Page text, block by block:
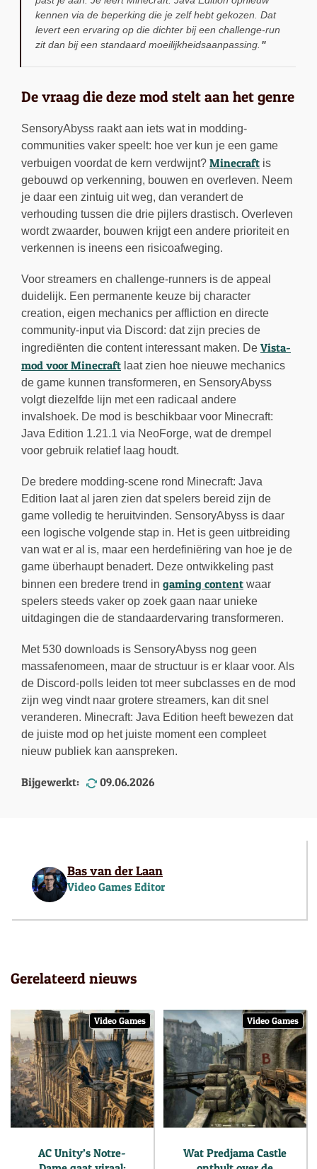
kennen via de beperking die je zelf hebt gekozen. Dat
levert een ervaring op die dichter bij een challenge-run
zit dan bij een standaard moeilijkheidsaanpassing.
De vraag die deze mod stelt aan het genre
SensoryAbyss raakt aan iets wat in modding-
communities vaker speelt: hoe ver kun je een game
verbuigen voordat de kern verdwijnt? Minecraft is
gebouwd op verkenning, bouwen en overleven. Neem
je daar een zintuig uit weg, dan verandert de
verhouding tussen die drie pijlers drastisch. Overleven
wordt zwaarder, bouwen krijgt een andere prioriteit en
verkennen is ineens een risicoafweging.
Voor streamers en challenge-runners is de appeal
duidelijk. Een permanente keuze bij character
creation, eigen mechanics per affliction en directe
community-input via Discord: dat zijn precies de
ingrediënten die content interessant maken. De Vista-
mod voor Minecraft laat zien hoe nieuwe mechanics
de game kunnen transformeren, en SensoryAbyss
volgt diezelfde lijn met een radicaal andere
invalshoek. De mod is beschikbaar voor Minecraft:
Java Edition 1.21.1 via NeoForge, wat de drempel
voor gebruik relatief laag houdt.
De bredere modding-scene rond Minecraft: Java
Edition laat al jaren zien dat spelers bereid zijn de
game volledig te heruitvinden. SensoryAbyss is daar
een logische volgende stap in. Het is geen uitbreiding
van wat er al is, maar een herdefiniëring van hoe je de
game überhaupt benadert. Deze ontwikkeling past
binnen een bredere trend in gaming content waar
spelers steeds vaker op zoek gaan naar unieke
uitdagingen die de standaardervaring transformeren.
Met 530 downloads is SensoryAbyss nog geen
massafenomeen, maar de structuur is er klaar voor. Als
de Discord-polls leiden tot meer subclasses en de mod
zijn weg vindt naar grotere streamers, kan dit snel
veranderen. Minecraft: Java Edition heeft bewezen dat
de juiste mod op het juiste moment een compleet
nieuw publiek kan aanspreken.
Bijgewerkt: 09.06.2026
Bas van der Laan
Video Games Editor
Gerelateerd nieuws
Video Games
AC Unity’s Notre-
Video Games
Wat Predjama Castle